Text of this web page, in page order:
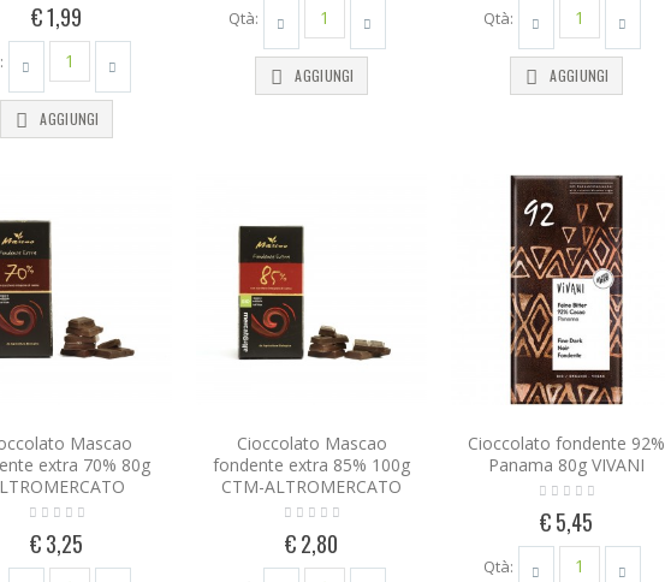
€ 1,99
AGGIUNGI
Qtà:
AGGIUNGI
Qtà:
AGGIUNGI
Mascao
extra 70% 80g
€ 3,25
Cioccolato Mascao
fondente extra 85% 100g
CTM-ALTROMERCATO
€ 2,80
Cioccolato fondente 92%
Panama 80g VIVANI
€ 5,45
Qtà: